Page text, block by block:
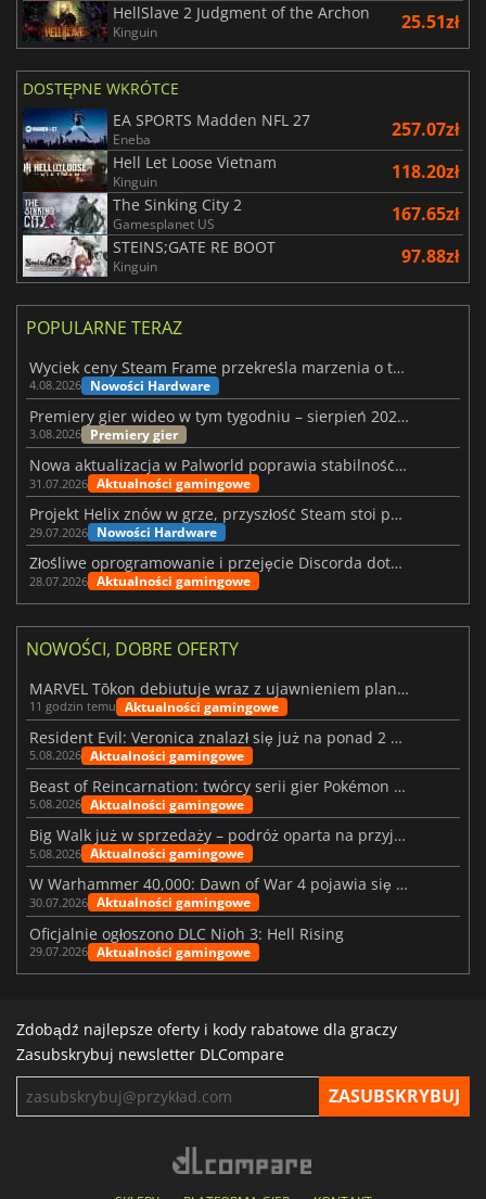
HellSlave 2 Judgment of the Archon
Kinguin 25.51zł
DOSTĘPNE WKRÓTCE
EA SPORTS Madden NFL 27
Eneba 257.07zł
Hell Let Loose Vietnam
Kinguin 118.20zł
The Sinking City 2
Gamesplanet US 167.65zł
STEINS;GATE RE BOOT
Kinguin 97.88zł
POPULARNE TERAZ
Wyciek ceny Steam Frame przekreśla marzenia o tanim zestawie VR
4.08.2026 Nowości Hardware
Premiery gier wideo w tym tygodniu – sierpień 2026 r. (32. tydzień)
3.08.2026 Premiery gier
Nowa aktualizacja w Palworld poprawia stabilność Sunreach i walk z bossami
31.07.2026 Aktualności gamingowe
Projekt Helix znów w grze, przyszłość Steam stoi pod znakiem zapytania
29.07.2026 Nowości Hardware
Złośliwe oprogramowanie i przejęcie Discorda dotknęły Meccha Chameleon
28.07.2026 Aktualności gamingowe
NOWOŚCI, DOBRE OFERTY
MARVEL Tōkon debiutuje wraz z ujawnieniem planu rozwoju na pierwszy rok
11 godzin temu Aktualności gamingowe
Resident Evil: Veronica znalazł się już na ponad 2 milionach list życzeń
5.08.2026 Aktualności gamingowe
Beast of Reincarnation: twórcy serii gier Pokémon wkraczają na nową ścieżkę
5.08.2026 Aktualności gamingowe
Big Walk już w sprzedaży – podróż oparta na przyjaźni
5.08.2026 Aktualności gamingowe
W Warhammer 40,000: Dawn of War 4 pojawia się frakcja Nekronów
30.07.2026 Aktualności gamingowe
Oficjalnie ogłoszono DLC Nioh 3: Hell Rising
29.07.2026 Aktualności gamingowe
Zdobądź najlepsze oferty i kody rabatowe dla graczy
Zasubskrybuj newsletter DLCompare